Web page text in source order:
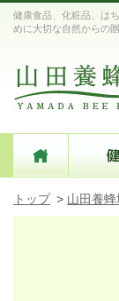
健康食品、化粧品、は
めに大切な自然からの
トップ > 山田養